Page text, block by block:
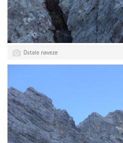
Ostale naveze